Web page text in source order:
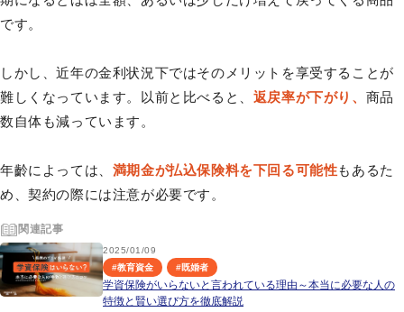
です。
しかし、近年の金利状況下ではそのメリットを享受することが
難しくなっています。以前と比べると、 返戻率が下がり、 商品
数自体も減っています。
年齡によっては、 満期金が払込保険料を下回る可能性もあるた
め、契約の際には注意が必要です。
関連記事
2025/01/09
#教育資金 #既婚者
学資保険がいらないと言われている理由～本当に必要な人の
特徴と賢い選び方を徹底解説